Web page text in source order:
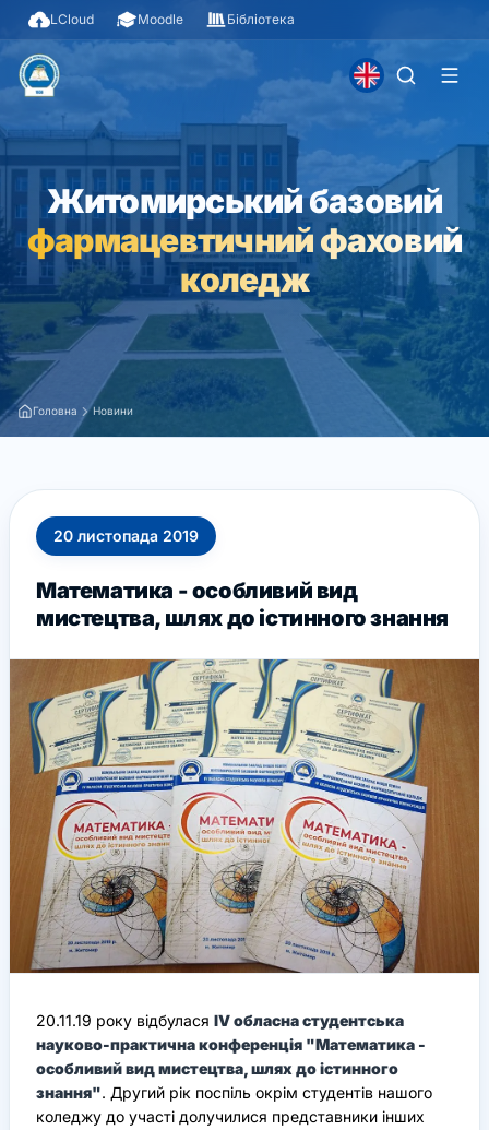
LCloud Moodle Бібліотека
Житомирський базовий
фармацевтичний фаховий
коледж
Головна Новини
20 листопада 2019
Математика - особливий вид
мистецтва, шлях до істинного знання
20.11.19 року відбулася ІV обласна студентська
науково-практична конференція "Математика -
особливий вид мистецтва, шлях до істинного
знання". Другий рік поспіль окрім студентів нашого
коледжу до участі долучилися представники інших